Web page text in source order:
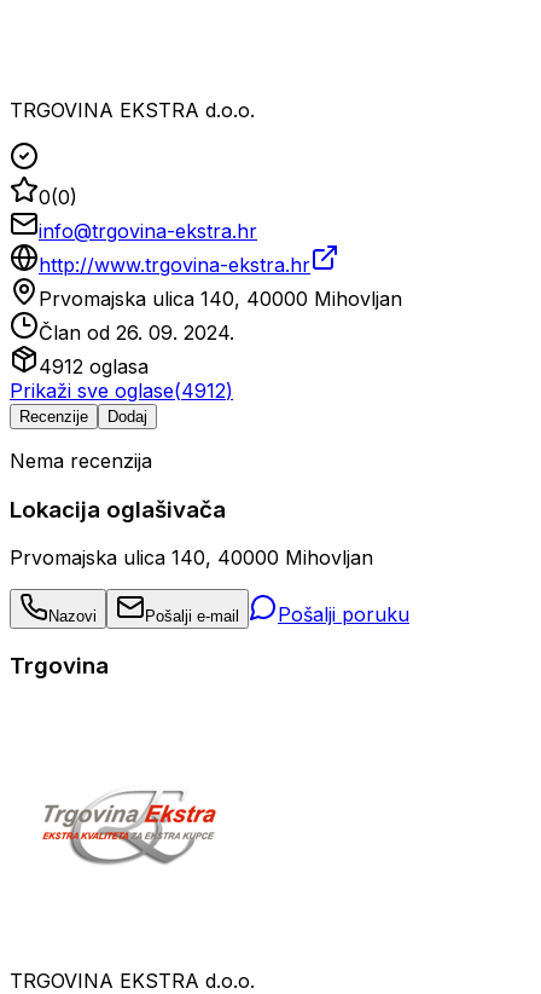
TRGOVINA EKSTRA d.o.o.
0(0)
info@trgovina-ekstra.hr
http://www.trgovina-ekstra.hr
Prvomajska ulica 140, 40000 Mihovljan
Član od 26. 09. 2024.
4912 oglasa
Prikaži sve oglase(4912)
Recenzije Dodaj
Nema recenzija
Lokacija oglašivača
Prvomajska ulica 140, 40000 Mihovljan
Nazovi Pošalji e-mail Pošalji poruku
Trgovina
TRGOVINA EKSTRA d.o.o.